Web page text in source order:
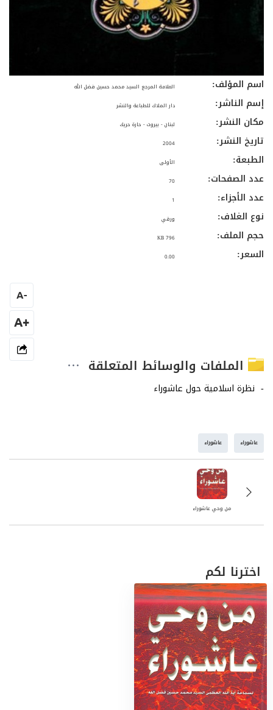
اسم المؤلف: العلامة المرجع السيد محمد حسين فضل الله
إسم الناشر: دار الملاك للطباعة والنشر
مكان النشر: لبنان - بيروت - حارة حريك
تاريخ النشر: 2004
الطبعة: الأولى
عدد الصفحات: 70
عدد الأجزاء: 1
نوع الغلاف: ورقي
حجم الملف: 796 KB
السعر: 0.00
-
A
+A
الملفات والوسائط المتعلقة
عاشوراء عاشوراء
من وحي عاشوراء
اخترنا لكم